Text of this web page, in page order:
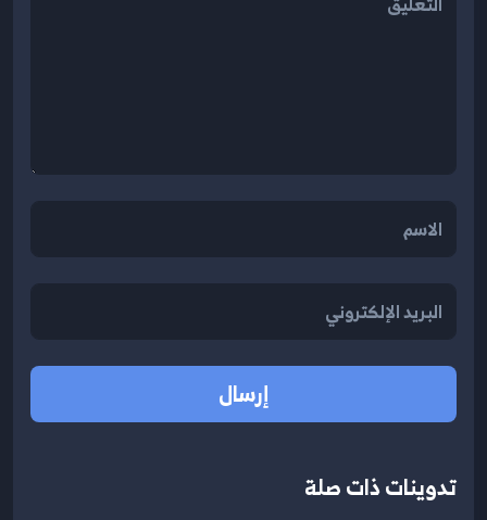
إرسال
تدوينات ذات صلة